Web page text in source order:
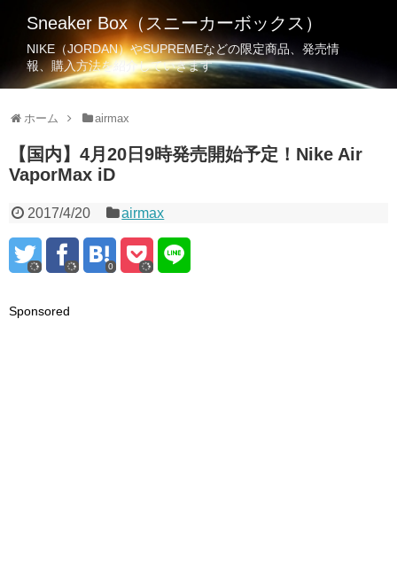
Sneaker Box（スニーカーボックス）
NIKE（JORDAN）やSUPREMEなどの限定商品、発売情
報、購入方法を紹介していきます
ホーム airmax
【国内】4月20日9時発売開始予定！Nike Air
VaporMax iD
2017/4/20 airmax
0
Sponsored